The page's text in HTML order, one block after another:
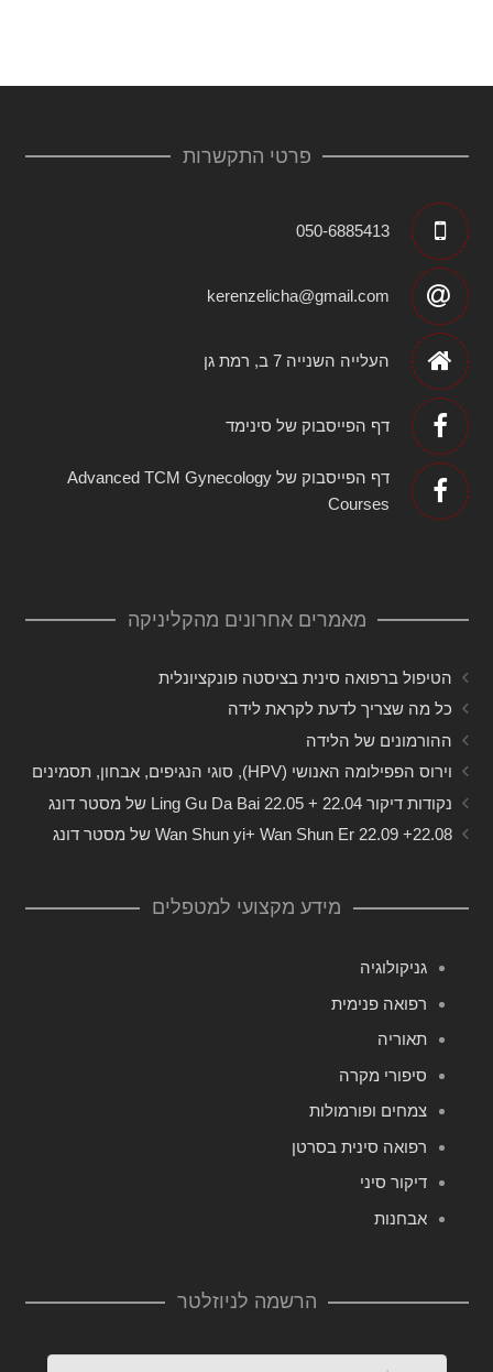
פרטי התקשרות
050-6885413
kerenzelicha@gmail.com
העלייה השנייה 7 ב, רמת גן
דף הפייסבוק של סינימד
דף הפייסבוק של Advanced TCM Gynecology
Courses
מאמרים אחרונים מהקליניקה
הטיפול ברפואה סינית בציסטה פונקציונלית
כל מה שצריך לדעת לקראת לידה
ההורמונים של הלידה
וירוס הפפילומה האנושי (HPV), סוגי הנגיפים, אבחון, תסמינים
נקודות דיקור 22.04 + 22.05 Ling Gu Da Bai של מסטר דונג
22.08+ 22.09 Wan Shun yi+ Wan Shun Er של מסטר דונג
מידע מקצועי למטפלים
גניקולוגיה
רפואה פנימית
תאוריה
סיפורי מקרה
צמחים ופורמולות
רפואה סינית בסרטן
דיקור סיני
אבחנות
הרשמה לניוזלטר